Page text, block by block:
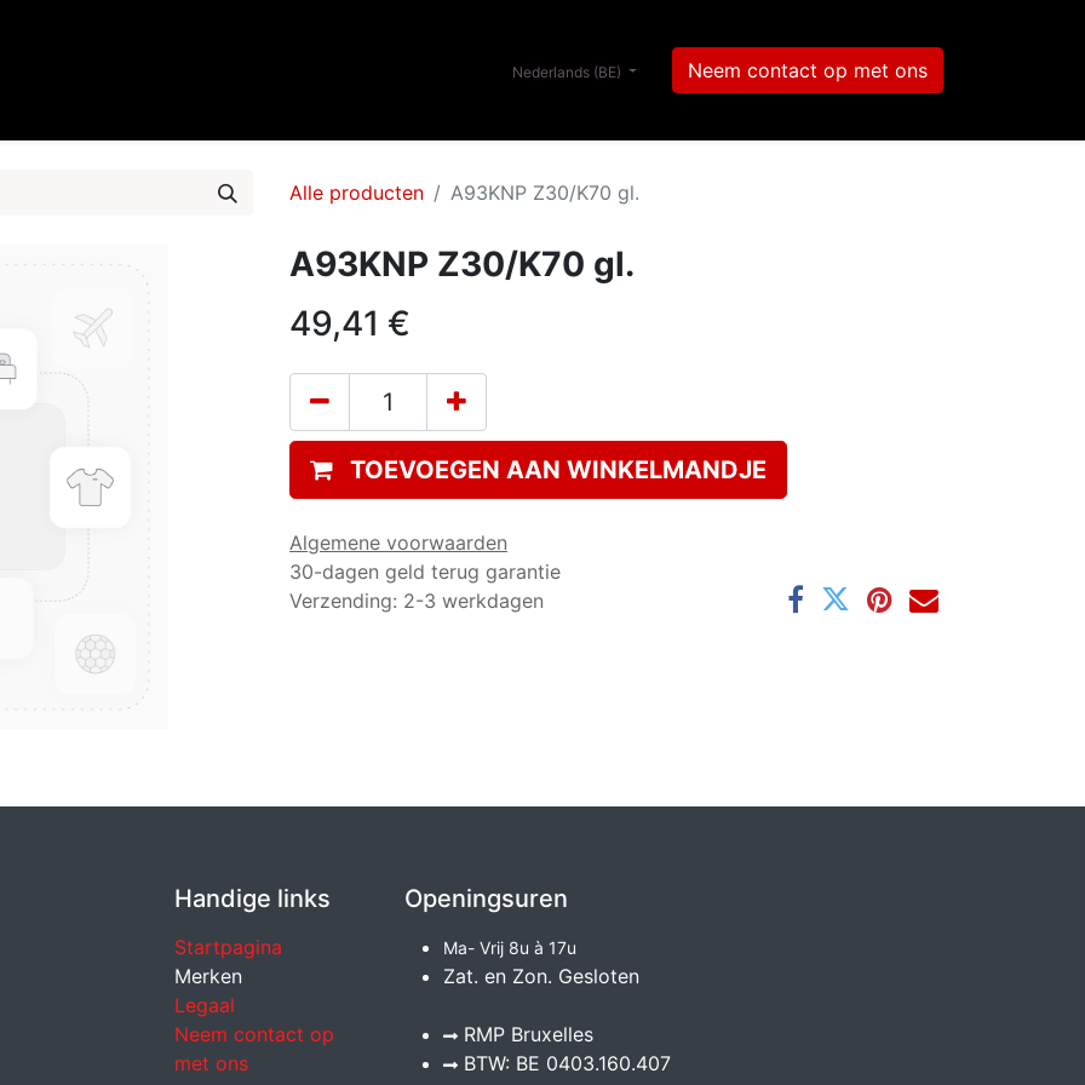
Nederlands (BE) Neem contact op met ons
Alle producten A93KNP Z30/K70 gl.
A93KNP Z30/K70 gl.
49,41 €
TOEVOEGEN AAN WINKELMANDJE
Algemene voorwaarden
30-dagen geld terug garantie
Verzending: 2-3 werkdagen
Handige links
Startpagina
Merken
Legaal
Neem contact op
met ons
Openingsuren
Ma- Vrij 8u à 17u
Zat. en Zon. Gesloten
RMP Bruxelles
BTW: BE 0403.160.407